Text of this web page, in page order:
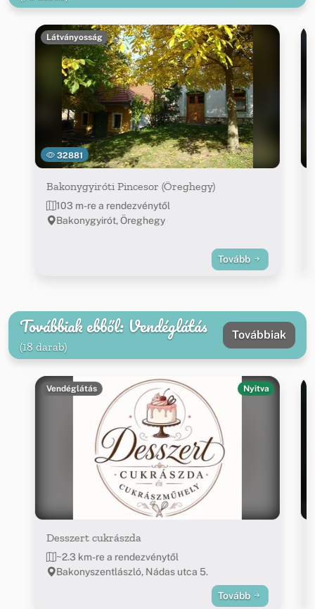
32881
Látványosság
Bakonygyiróti Pincesor (Öreghegy)
103 m-re a rendezvénytől
Bakonygyirót, Öreghegy
Tovább
Továbbiak ebből: Vendéglátás
(18 darab)
Továbbiak
Vendéglátás Nyitva
Desszert cukrászda
~2.3 km-re a rendezvénytől
Bakonyszentlászló, Nádas utca 5.
Tovább